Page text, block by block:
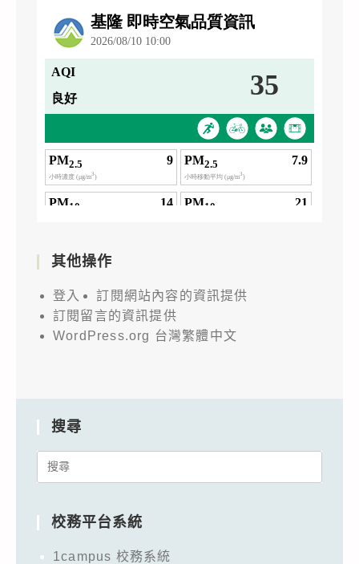
其他操作
登入
訂閱網站內容的資訊提供
訂閱留言的資訊提供
WordPress.org 台灣繁體中文
搜尋
Search
校務平台系統
1campus 校務系統